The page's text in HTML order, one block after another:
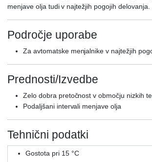
menjave olja tudi v najtežjih pogojih delovanja.
Področje uporabe
Za avtomatske menjalnike v najtežjih
Prednosti/Izvedbe
Zelo dobra pretočnost v območju nizkih
Podaljšani intervali menjave olja
Tehnični podatki
Gostota pri 15 °C